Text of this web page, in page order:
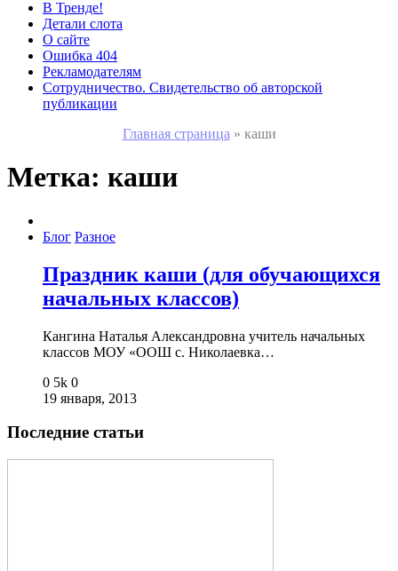
В Тренде!
Детали слота
О сайте
Ошибка 404
Рекламодателям
Сотрудничество. Свидетельство об авторской
публикации
Главная страница » каши
Метка: каши
Блог Разное
Праздник каши (для обучающихся
начальных классов)
Кангина Наталья Александровна учитель начальных
классов МОУ «ООШ с. Николаевка…
0 5k 0
19 января, 2013
Последние статьи